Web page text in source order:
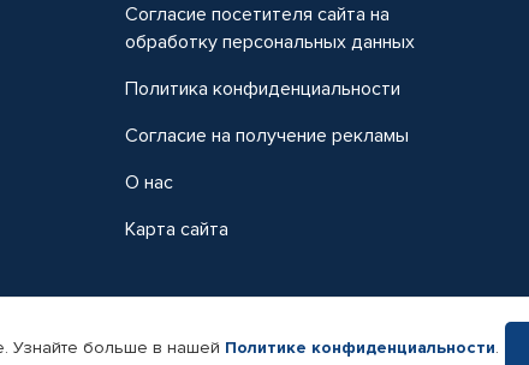
Согласие посетителя сайта на
обработку персональных данных
Политика конфиденциальности
Согласие на получение рекламы
О нас
Карта сайта
товаров Автопрофи.
Узнайте больше в нашей Политике конфиденциальности.